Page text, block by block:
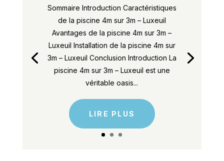
Sommaire Introduction Caractéristiques
de la piscine 4m sur 3m – Luxeuil
Avantages de la piscine 4m sur 3m –
Luxeuil Installation de la piscine 4m sur
3m – Luxeuil Conclusion Introduction La
piscine 4m sur 3m – Luxeuil est une
véritable oasis...
LIRE PLUS